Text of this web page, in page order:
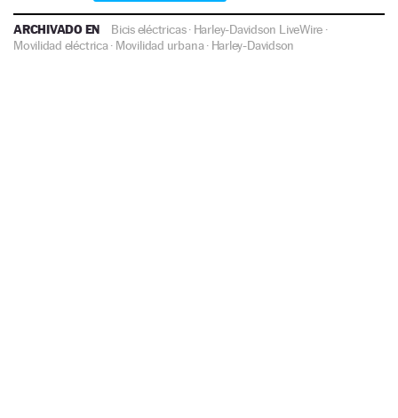
ARCHIVADO EN Bicis eléctricas· Harley-Davidson LiveWire ·
Movilidad eléctrica· Movilidad urbana· Harley-Davidson